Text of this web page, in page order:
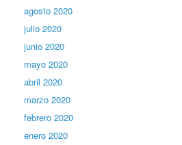
agosto 2020
julio 2020
junio 2020
mayo 2020
abril 2020
marzo 2020
febrero 2020
enero 2020